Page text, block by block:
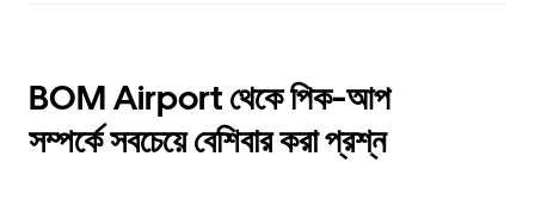
BOM Airport থেকে পিক-আপ
সম্পর্কে সবচেয়ে বেশিবার করা প্রশ্ন